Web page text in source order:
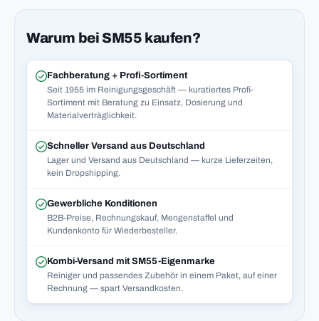
Warum bei SM55 kaufen?
Fachberatung + Profi-Sortiment
Seit 1955 im Reinigungsgeschäft — kuratiertes Profi-
Sortiment mit Beratung zu Einsatz, Dosierung und
Materialverträglichkeit.
Schneller Versand aus Deutschland
Lager und Versand aus Deutschland — kurze Lieferzeiten,
kein Dropshipping.
Gewerbliche Konditionen
B2B-Preise, Rechnungskauf, Mengenstaffel und
Kundenkonto für Wiederbesteller.
Kombi-Versand mit SM55-Eigenmarke
Reiniger und passendes Zubehör in einem Paket, auf einer
Rechnung — spart Versandkosten.